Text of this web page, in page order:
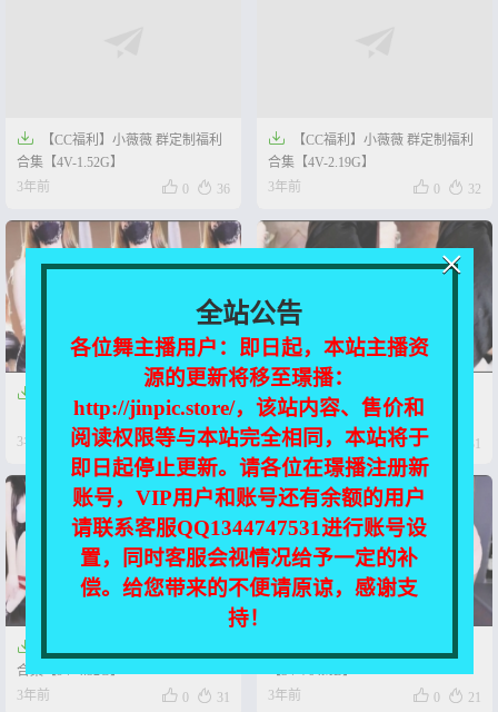

【CC福利】小薇薇 群定制福利
合集【4V-1.52G】
3年前
 0  36

【CC福利】小薇薇 群定制福利
合集【4V-2.19G】
3年前
 0  32

【3V-472MB】
3年前
 0  32

【CC福利】小薇薇 群定制福利
合集【7V-1.85G】
3年前
 31

合集【9V-4.32G】
3年前
 0  31
【3V-764MB】
3年前
 0  21
全站公告
各位舞主播用户：即日起，本站主播资
源的更新将移至璟播：
http://jinpic.store/，该站内容、售价和
阅读权限等与本站完全相同，本站将于
即日起停止更新。请各位在璟播注册新
账号，VIP用户和账号还有余额的用户
请联系客服QQ1344747531进行账号设
置，同时客服会视情况给予一定的补
偿。给您带来的不便请原谅，感谢支
持！
×